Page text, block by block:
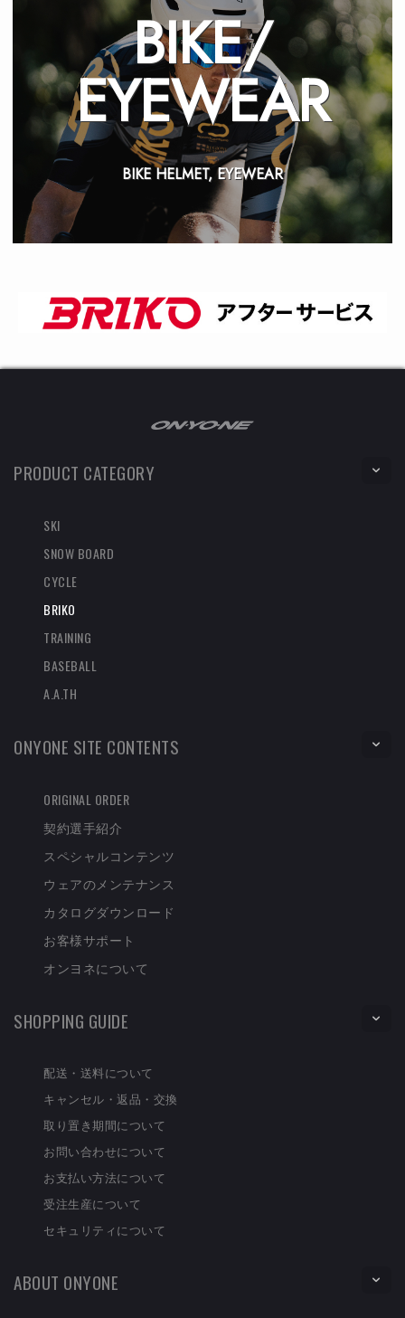
BIKE/
EYEWEAR
BIKE HELMET, EYEWEAR
PRODUCT CATEGORY
SKI
SNOW BOARD
CYCLE
BRIKO
TRAINING
BASEBALL
A.A.TH
ONYONE SITE CONTENTS
ORIGINAL ORDER
契約選手紹介
スペシャルコンテンツ
ウェアのメンテナンス
カタログダウンロード
お客様サポート
オンヨネについて
SHOPPING GUIDE
配送・送料について
キャンセル・返品・交換
取り置き期間について
お問い合わせについて
お支払い方法について
受注生産について
セキュリティについて
ABOUT ONYONE